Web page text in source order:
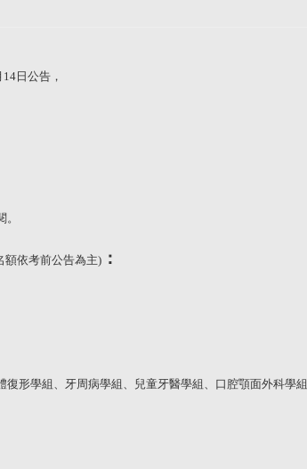
14 日公告，
額依考前公告為主) ：
復形學組、牙周病學組、兒童牙醫學組、口腔顎面外科學組